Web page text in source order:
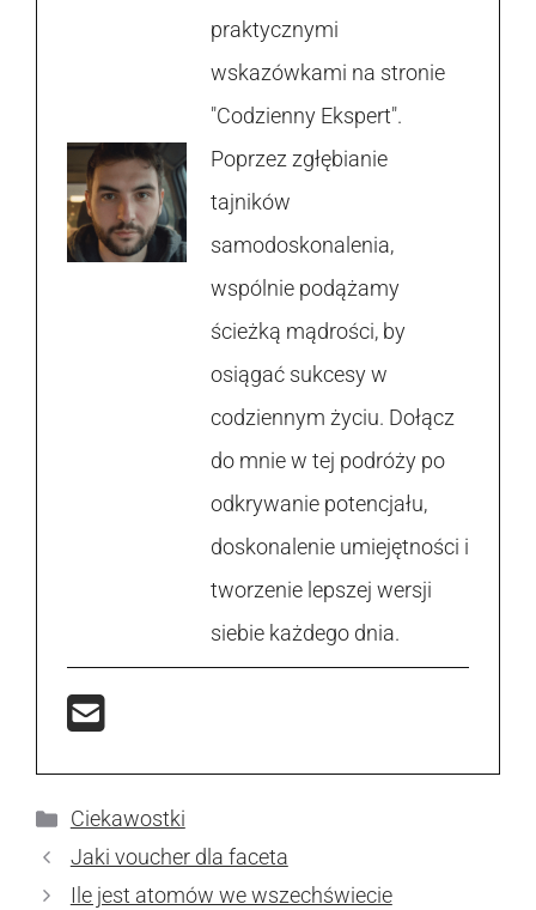
praktycznymi
wskazówkami na stronie
"Codzienny Ekspert".
Poprzez zgłębianie
tajników
samodoskonalenia,
wspólnie podążamy
ścieżką mądrości, by
osiągać sukcesy w
codziennym życiu. Dołącz
do mnie w tej podróży po
odkrywanie potencjału,
doskonalenie umiejętności i
tworzenie lepszej wersji
siebie każdego dnia.
Kategorie
Ciekawostki
Jaki voucher dla faceta
Ile jest atomów we wszechświecie